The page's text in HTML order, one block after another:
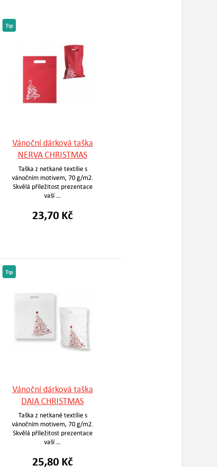
Tip
Vánoční dárková taška
NERVA CHRISTMAS
Taška z netkané textílie s
vánočním motivem, 70 g/m2.
Skvělá příležitost prezentace
vaší …
23,70 Kč
Tip
Vánoční dárková taška
DAIA CHRISTMAS
Taška z netkané textílie s
vánočním motivem, 70 g/m2.
Skvělá příležitost prezentace
vaší …
25,80 Kč